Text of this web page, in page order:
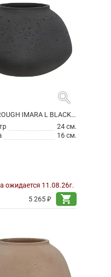
search
КАШПО ROUGH IMARA L BLACK WASHED
24 см.
16 см.
ожидается 11.08.26г.
5 265 ₽
shopping_cart